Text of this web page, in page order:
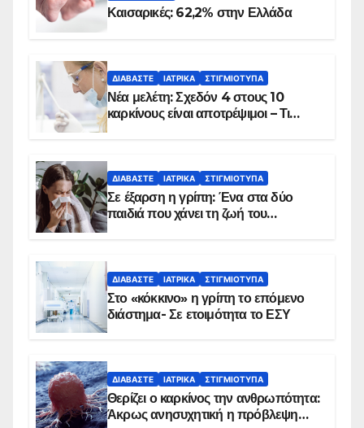
Καισαρικές: 62,2% στην Ελλάδα
ΔΙΑΒΆΣΤΕ ΙΑΤΡΙΚΆ ΣΤΙΓΜΙΌΤΥΠΑ
Νέα μελέτη: Σχεδόν 4 στους 10
καρκίνους είναι αποτρέψιμοι – Τι
ΔΙΑΒΆΣΤΕ ΙΑΤΡΙΚΆ ΣΤΙΓΜΙΌΤΥΠΑ
Σε έξαρση η γρίπη: Ένα στα δύο
παιδιά που χάνει τη ζωή του
ΔΙΑΒΆΣΤΕ ΙΑΤΡΙΚΆ ΣΤΙΓΜΙΌΤΥΠΑ
Στο «κόκκινο» η γρίπη το επόμενο
διάστημα- Σε ετοιμότητα το ΕΣΥ
ΔΙΑΒΆΣΤΕ ΙΑΤΡΙΚΆ ΣΤΙΓΜΙΌΤΥΠΑ
Θερίζει ο καρκίνος την ανθρωπότητα:
Άκρως ανησυχητική η πρόβλεψη…